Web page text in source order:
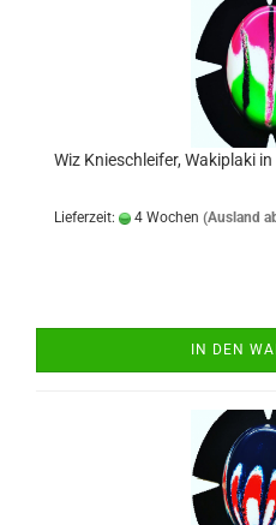
Wiz Knieschleifer, Wakiplaki
Lieferzeit: 4 Wochen (Ausland
IN DEN